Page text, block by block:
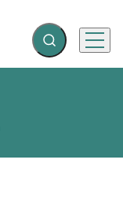
Fold søgefelt ud
Menu